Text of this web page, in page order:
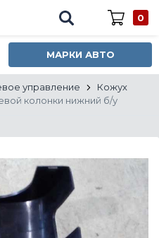
0
МАРКИ АВТО
управление
Кожух
колонки нижний б/у